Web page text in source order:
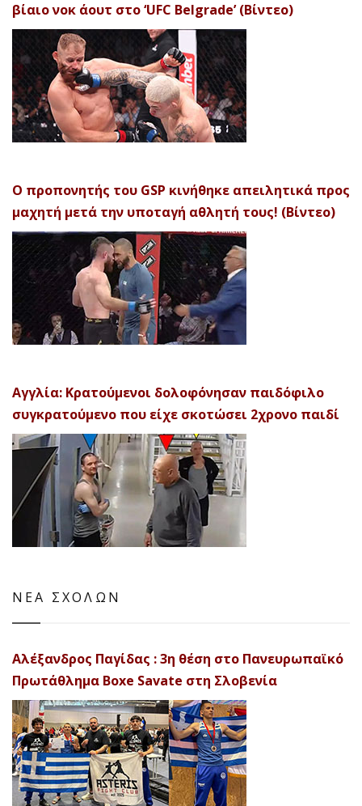
βίαιο νοκ άουτ στο ‘UFC Belgrade’ (Βίντεο)
Ο προπονητής του GSP κινήθηκε απειλητικά προς
μαχητή μετά την υποταγή αθλητή τους! (Βίντεο)
Αγγλία: Κρατούμενοι δολοφόνησαν παιδόφιλο
συγκρατούμενο που είχε σκοτώσει 2χρονο παιδί
ΝΕΑ ΣΧΟΛΩΝ
Αλέξανδρος Παγίδας : 3η θέση στο Πανευρωπαϊκό
Πρωτάθλημα Boxe Savate στη Σλοβενία